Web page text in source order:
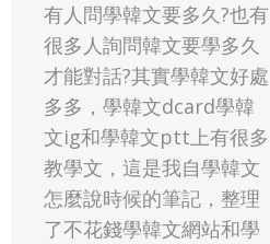
有人問學韓文要多久?也有
很多人詢問韓文要學多久
才能對話?其實學韓文好處
多多，學韓文dcard學韓
文ig和學韓文ptt上有很多
教學文，這是我自學韓文
怎麼說時候的筆記，整理
了不花錢學韓文網站和學